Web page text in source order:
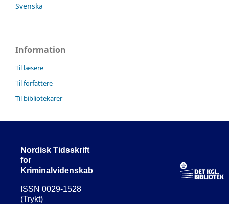
Svenska
Information
Til læsere
Til forfattere
Til bibliotekarer
Nordisk Tidsskrift
for
Kriminalvidenskab
ISSN 0029-1528
(Trykt)